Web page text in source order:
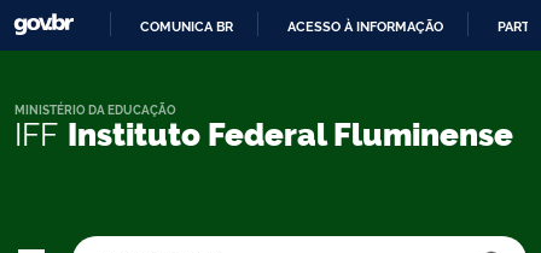
CONTEÚDO
COMUNICA BR ACESSO À INFORMAÇÃO
IFF Instituto Federal Fluminense
MINISTÉRIO DA EDUCAÇÃO